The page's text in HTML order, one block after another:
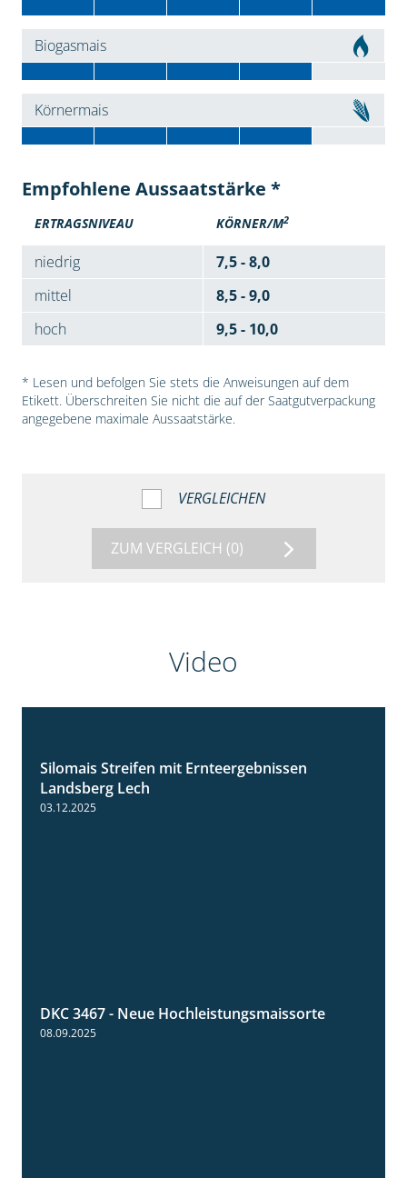
Biogasmais
Körnermais
Empfohlene Aussaatstärke *
ERTRAGSNIVEAU KÖRNER/M2
niedrig
7,5 - 8,0
mittel
8,5 - 9,0
hoch
9,5 - 10,0
* Lesen und befolgen Sie stets die Anweisungen auf dem
Etikett. Überschreiten Sie nicht die auf der Saatgutverpackung
angegebene maximale Aussaatstärke.
VERGLEICHEN
ZUM VERGLEICH (0)
Video
11:01
Silomais Streifen mit Ernteergebnissen
Landsberg Lech
03.12.2025
1:21
DKC 3467 - Neue Hochleistungsmaissorte
08.09.2025